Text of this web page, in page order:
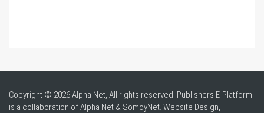
Copyright © 2026 Alpha Net, All rights reserved. Publishers E-Platform
is a collaboration of Alpha Net & SomoyNet. Website Design,